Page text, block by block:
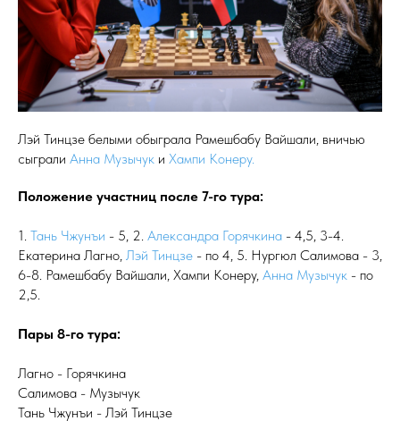
Лэй Тинцзе белыми обыграла Рамешбабу Вайшали, вничью
сыграли Анна Музычук и Хампи Конеру.
Положение участниц после 7-го тура:
1. Тань Чжунъи - 5, 2. Александра Горячкина - 4,5, 3-4.
Екатерина Лагно, Лэй Тинцзе - по 4, 5. Нургюл Салимова - 3,
6-8. Рамешбабу Вайшали, Хампи Конеру, Анна Музычук - по
2,5.
Пары 8-го тура:
Лагно - Горячкина
Салимова - Музычук
Тань Чжунъи - Лэй Тинцзе